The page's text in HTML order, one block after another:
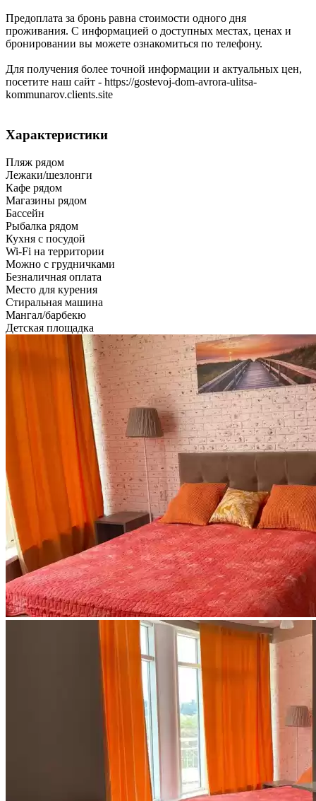
Предоплата за бронь равна стоимости одного дня
проживания. С информацией о доступных местах, ценах и
бронировании вы можете ознакомиться по телефону.
Для получения более точной информации и актуальных цен,
посетите наш сайт - https://gostevoj-dom-avrora-ulitsa-
kommunarov.clients.site
Характеристики
Пляж рядом
Лежаки/шезлонги
Кафе рядом
Магазины рядом
Бассейн
Рыбалка рядом
Кухня с посудой
Wi-Fi на территории
Можно с грудничками
Безналичная оплата
Место для курения
Стиральная машина
Мангал/барбекю
Детская площадка